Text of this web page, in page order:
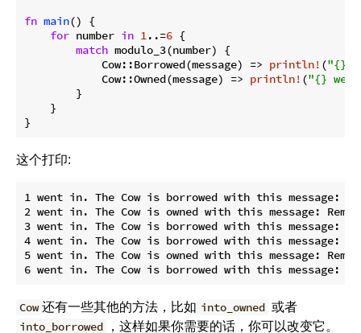
fn main() {
for number in 1..=6 {
match modulo_3(number) {
            Cow::Borrowed(message) =>
println! ("{}
            Cow::Owned(message) =>
println! ("{}
        }
    }
}
这个打印:
1 went in. The Cow is borrowed with this message:
2 went in. The Cow is owned with this message:
3 went in. The Cow is borrowed with this message:
4 went in. The Cow is borrowed with this message:
5 went in. The Cow is owned with this message:
Cow 还有一些其他的方法，比如 into_owned 或者
into_borrowed ，这样如果你需要的话，你可以改变它。